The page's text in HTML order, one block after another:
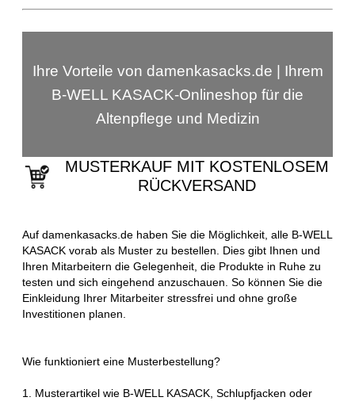
Ihre Vorteile von damenkasacks.de | Ihrem
B-WELL KASACK-Onlineshop für die
Altenpflege und Medizin
MUSTERKAUF MIT KOSTENLOSEM
RÜCKVERSAND
Auf damenkasacks.de haben Sie die Möglichkeit, alle B-WELL
KASACK vorab als Muster zu bestellen. Dies gibt Ihnen und
Ihren Mitarbeitern die Gelegenheit, die Produkte in Ruhe zu
testen und sich eingehend anzuschauen. So können Sie die
Einkleidung Ihrer Mitarbeiter stressfrei und ohne große
Investitionen planen.
Wie funktioniert eine Musterbestellung?
1. Musterartikel wie B-WELL KASACK, Schlupfjacken oder